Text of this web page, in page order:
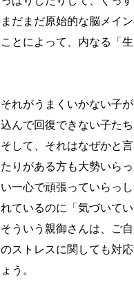
まだまだ原始的な脳メイ
ことによって、内なる「
それがうまくいかない子
込んで回復できない子た
そして、それはなぜかと
たりがある方も大勢いら
い一心で頑張っていらっ
れているのに「気づいて
そういう親御さんは、ご
のストレスに関しても対
ょう。